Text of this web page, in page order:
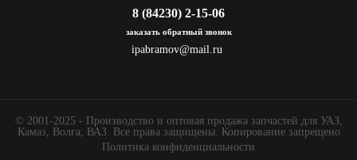
8 (84230) 2-15-06
заказать обратный звонок
ipabramov@mail.ru
© 2001-2025 - Производство и оптовая продажа запчастей для УАЗ,
Камаз, Волга, ВАЗ. Все права защищены. Копирование запрещено
Политика конфиденциальности